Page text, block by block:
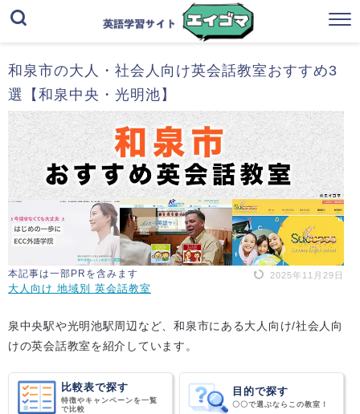
和泉市の大人・社会人向け英会話教室おすすめ3
選【和泉中央・光明池】
本記事は一部PRを含みます 2025年11月29日
大人向け 地域別 英会話教室
泉中央駅や光明池駅周辺など、和泉市にある大人向け/社会人向
けの英会話教室を紹介しています。
比較表で探す
特徴やキャンペーンを一覧
で比較
目的で探す
〇〇で選ぶならこの教室！